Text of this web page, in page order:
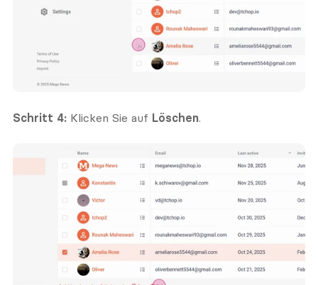
Schritt 4: Klicken Sie auf Löschen.